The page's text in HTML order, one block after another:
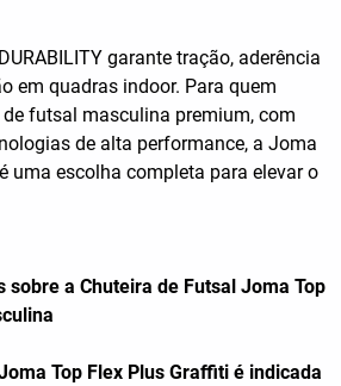
garante tração, aderência
em quadras indoor. Para quem
futsal masculina premium, com
de alta performance, a Joma
uma escolha completa para elevar o
sobre a Chuteira de Futsal Joma Top
Top Flex Plus Graffiti é indicada